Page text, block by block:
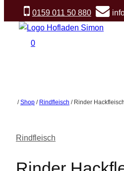
springen
0159 011 50 880
0
/ Shop / Rindfleisch / Rinder Hackfleisch
Rindfleisch